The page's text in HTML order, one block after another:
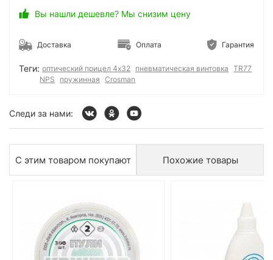
Вы нашли дешевле? Мы снизим цену
Доставка Оплата Гарантия
Теги: оптический прицел 4х32 пневматическая винтовка
TR77
NPS
пружинная Crosman
Следи за нами:
С этим товаром покупают Похожие товары